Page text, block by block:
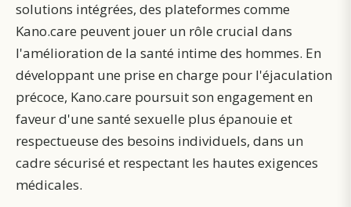
solutions intégrées, des plateformes comme
Kano.care peuvent jouer un rôle crucial dans
l'amélioration de la santé intime des hommes. En
développant une prise en charge pour l'éjaculation
précoce, Kano.care poursuit son engagement en
faveur d'une santé sexuelle plus épanouie et
respectueuse des besoins individuels, dans un
cadre sécurisé et respectant les hautes exigences
médicales.